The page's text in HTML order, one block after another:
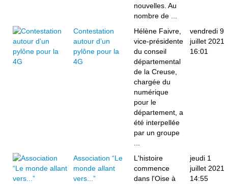
nouvelles. Au
nombre de ...
Contestation
autour d’un
pylône pour la
4G
Hélène Faivre,
vice-présidente
du conseil
départemental
de la Creuse,
chargée du
numérique
pour le
département, a
été interpellée
par un groupe
vendredi 9
juillet 2021
16:01
Association “Le
monde allant
vers...”
L'histoire
commence
dans l'Oise à
jeudi 1
juillet 2021
14:55